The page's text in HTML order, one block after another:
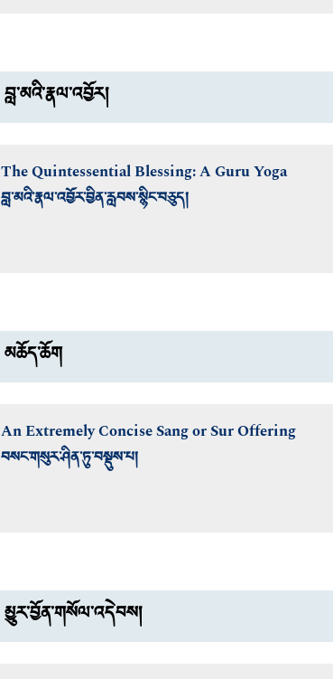
བླ་མའི་རྣལ་འབྱོར།
The Quintessential Blessing: A Guru Yoga
བླ་མའི་རྣལ་འབྱོར་བྱིན་རླབས་སྙིང་བཅུད།
མཆོད་ཆོག
An Extremely Concise Sang or Sur Offering
བསང་གསུར་ཤིན་ཏུ་བསྡུས་པ།
མྱུར་བྱོན་གསོལ་འདེབས།